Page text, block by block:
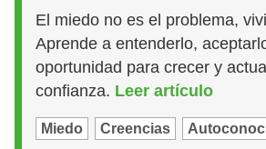
El miedo no es el problema,
Aprende a entenderlo,
oportunidad para crecer y
confianza. Leer artículo
Miedo Creencias